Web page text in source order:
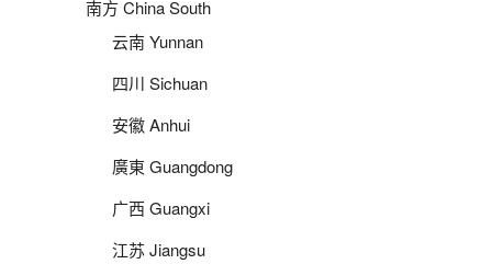
南方 China South
云南 Yunnan
四川 Sichuan
安徽 Anhui
廣東 Guangdong
广西 Guangxi
江苏 Jiangsu